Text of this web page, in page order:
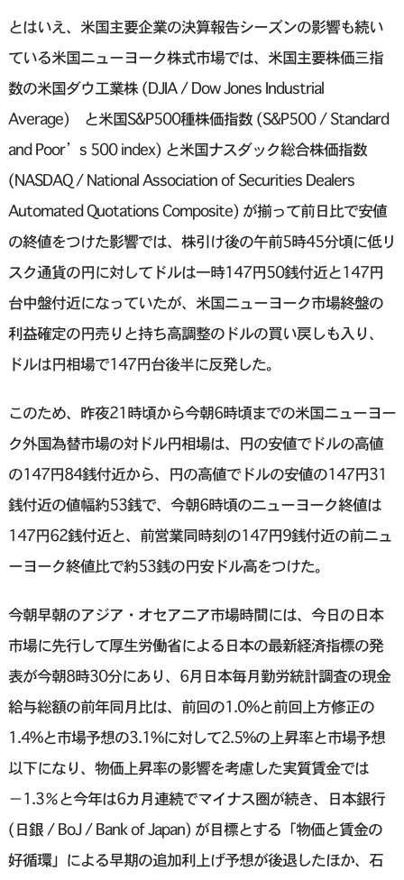
とはいえ、米国主要企業の決算報告シーズンの影響も続い
ている米国ニューヨーク株式市場では、米国主要株価三指
数の米国ダウ工業株 (DJIA / Dow Jones Industrial
Average) と米国S&P500種株価指数 (S&P500 / Standard
and Poor’s 500 index) と米国ナスダック総合株価指数
(NASDAQ / National Association of Securities Dealers
Automated Quotations Composite) が揃って前日比で安値
の終値をつけた影響では、株引け後の午前5時45分頃に低リ
スク通貨の円に対してドルは一時147円50銭付近と147円
台中盤付近になっていたが、米国ニューヨーク市場終盤の
利益確定の円売りと持ち高調整のドルの買い戻しも入り、
ドルは円相場で147円台後半に反発した。
このため、昨夜21時頃から今朝6時頃までの米国ニューヨー
ク外国為替市場の対ドル円相場は、円の安値でドルの高値
の147円84銭付近から、円の高値でドルの安値の147円31
銭付近の値幅約53銭で、今朝6時頃のニューヨーク終値は
147円62銭付近と、前営業同時刻の147円9銭付近の前ニュ
ーヨーク終値比で約53銭の円安ドル高をつけた。
今朝早朝のアジア・オセアニア市場時間には、今日の日本
市場に先行して厚生労働省による日本の最新経済指標の発
表が今朝8時30分にあり、6月日本毎月勤労統計調査の現金
給与総額の前年同月比は、前回の1.0%と前回上方修正の
1.4%と市場予想の3.1%に対して2.5%の上昇率と市場予想
以下になり、物価上昇率の影響を考慮した実質賃金では
−1.3％と今年は6カ月連続でマイナス圏が続き、日本銀行
(日銀 / BoJ / Bank of Japan) が目標とする「物価と賃金の
好循環」による早期の追加利上げ予想が後退したほか、石